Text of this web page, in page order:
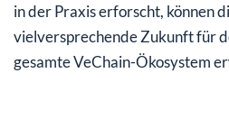
in der Praxis erforscht, können
vielversprechende Zukunft für
gesamte VeChain-Ökosystem